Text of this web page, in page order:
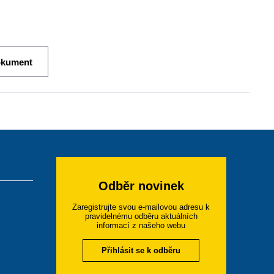
Odběr novinek
Zaregistrujte svou e-mailovou adresu k
pravidelnému odběru aktuálních
informací z našeho webu
Přihlásit se k odběru